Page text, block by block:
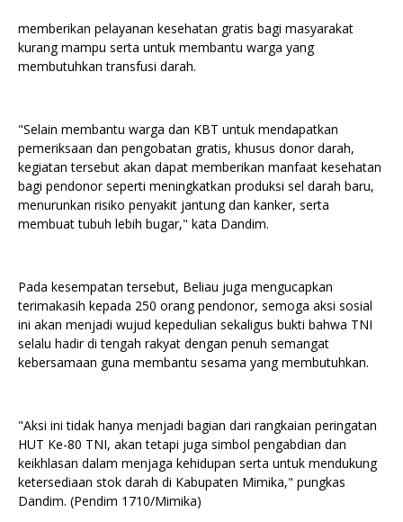
memberikan pelayanan kesehatan gratis bagi masyarakat
kurang mampu serta untuk membantu warga yang
membutuhkan transfusi darah.
"Selain membantu warga dan KBT untuk mendapatkan
pemeriksaan dan pengobatan gratis, khusus donor darah,
kegiatan tersebut akan dapat memberikan manfaat kesehatan
bagi pendonor seperti meningkatkan produksi sel darah baru,
menurunkan risiko penyakit jantung dan kanker, serta
membuat tubuh lebih bugar," kata Dandim.
Pada kesempatan tersebut, Beliau juga mengucapkan
terimakasih kepada 250 orang pendonor, semoga aksi sosial
ini akan menjadi wujud kepedulian sekaligus bukti bahwa TNI
selalu hadir di tengah rakyat dengan penuh semangat
kebersamaan guna membantu sesama yang membutuhkan.
"Aksi ini tidak hanya menjadi bagian dari rangkaian peringatan
HUT Ke-80 TNI, akan tetapi juga simbol pengabdian dan
keikhlasan dalam menjaga kehidupan serta untuk mendukung
ketersediaan stok darah di Kabupaten Mimika," pungkas
Dandim. (Pendim 1710/Mimika)